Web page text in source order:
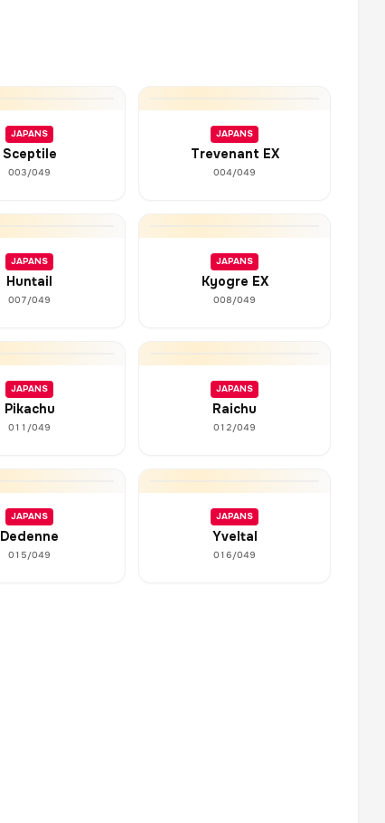
JAPANS
Sceptile
003/049
JAPANS
Trevenant EX
004/049
JAPANS
Huntail
007/049
JAPANS
Kyogre EX
008/049
JAPANS
Pikachu
011/049
JAPANS
Raichu
012/049
JAPANS
Dedenne
015/049
JAPANS
Yveltal
016/049